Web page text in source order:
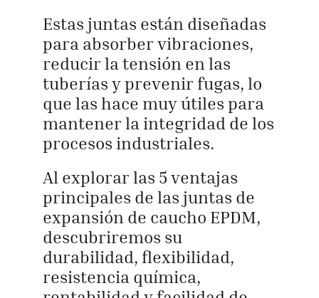
Estas juntas están diseñadas
para absorber vibraciones,
reducir la tensión en las
tuberías y prevenir fugas, lo
que las hace muy útiles para
mantener la integridad de los
procesos industriales.
Al explorar las 5 ventajas
principales de las juntas de
expansión de caucho EPDM,
descubriremos su
durabilidad, flexibilidad,
resistencia química,